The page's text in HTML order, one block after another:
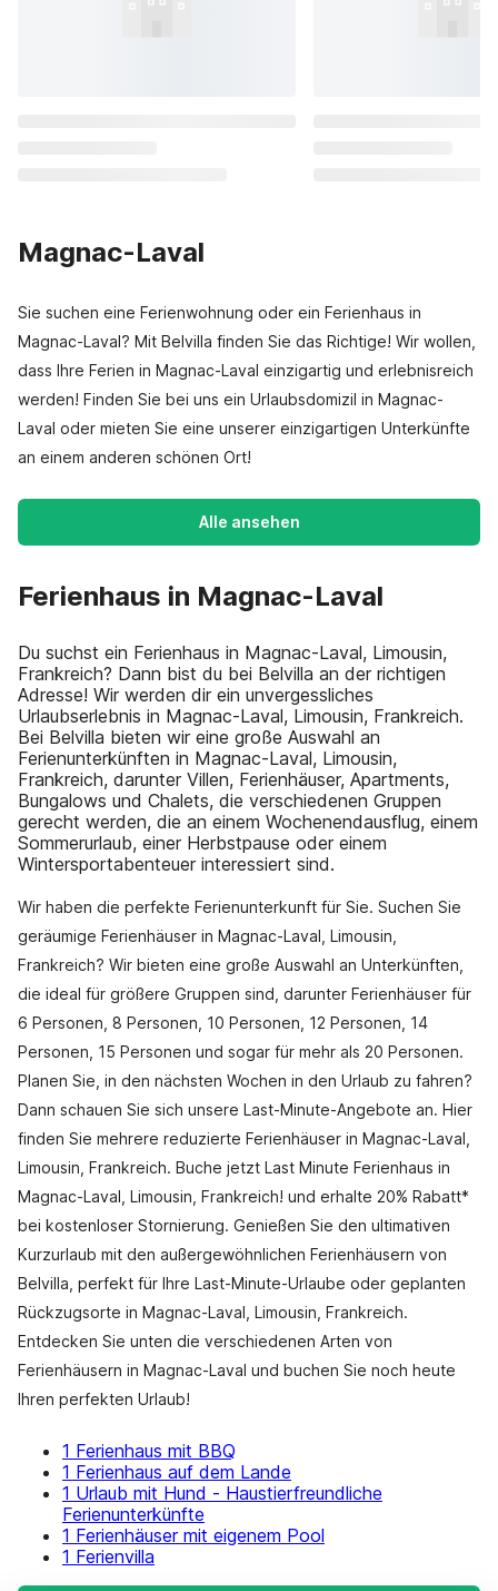
Magnac-Laval
Sie suchen eine Ferienwohnung oder ein Ferienhaus in
Magnac-Laval? Mit Belvilla finden Sie das Richtige! Wir wollen,
dass Ihre Ferien in Magnac-Laval einzigartig und erlebnisreich
werden! Finden Sie bei uns ein Urlaubsdomizil in Magnac-
Laval oder mieten Sie eine unserer einzigartigen Unterkünfte
an einem anderen schönen Ort!
Alle ansehen
Ferienhaus in Magnac-Laval
Du suchst ein Ferienhaus in Magnac-Laval, Limousin,
Frankreich? Dann bist du bei Belvilla an der richtigen
Adresse! Wir werden dir ein unvergessliches
Urlaubserlebnis in Magnac-Laval, Limousin, Frankreich.
Bei Belvilla bieten wir eine große Auswahl an
Ferienunterkünften in Magnac-Laval, Limousin,
Frankreich, darunter Villen, Ferienhäuser, Apartments,
Bungalows und Chalets, die verschiedenen Gruppen
gerecht werden, die an einem Wochenendausflug, einem
Sommerurlaub, einer Herbstpause oder einem
Wintersportabenteuer interessiert sind.
Wir haben die perfekte Ferienunterkunft für Sie. Suchen Sie
geräumige Ferienhäuser in Magnac-Laval, Limousin,
Frankreich? Wir bieten eine große Auswahl an Unterkünften,
die ideal für größere Gruppen sind, darunter Ferienhäuser für
6 Personen, 8 Personen, 10 Personen, 12 Personen, 14
Personen, 15 Personen und sogar für mehr als 20 Personen.
Planen Sie, in den nächsten Wochen in den Urlaub zu fahren?
Dann schauen Sie sich unsere Last-Minute-Angebote an. Hier
finden Sie mehrere reduzierte Ferienhäuser in Magnac-Laval,
Limousin, Frankreich. Buche jetzt Last Minute Ferienhaus in
Magnac-Laval, Limousin, Frankreich! und erhalte 20% Rabatt*
bei kostenloser Stornierung. Genießen Sie den ultimativen
Kurzurlaub mit den außergewöhnlichen Ferienhäusern von
Belvilla, perfekt für Ihre Last-Minute-Urlaube oder geplanten
Rückzugsorte in Magnac-Laval, Limousin, Frankreich.
Entdecken Sie unten die verschiedenen Arten von
Ferienhäusern in Magnac-Laval und buchen Sie noch heute
Ihren perfekten Urlaub!
1 Ferienhaus mit BBQ
1 Ferienhaus auf dem Lande
1 Urlaub mit Hund - Haustierfreundliche
Ferienunterkünfte
1 Ferienhäuser mit eigenem Pool
1 Ferienvilla